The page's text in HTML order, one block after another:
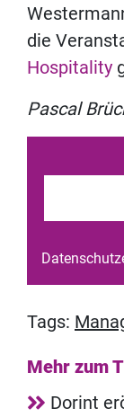
die
Hospitality
Pascal
Tags:
Mehr zum
Dorint